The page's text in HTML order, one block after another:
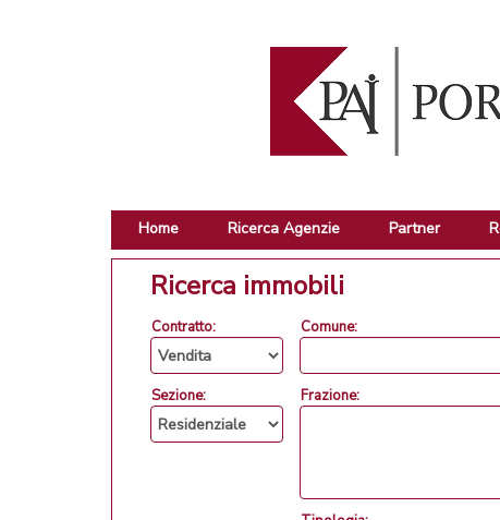
Home Ricerca Agenzie Partner
Ricerca immobili
Contratto:
Sezione:
Comune:
Frazione: